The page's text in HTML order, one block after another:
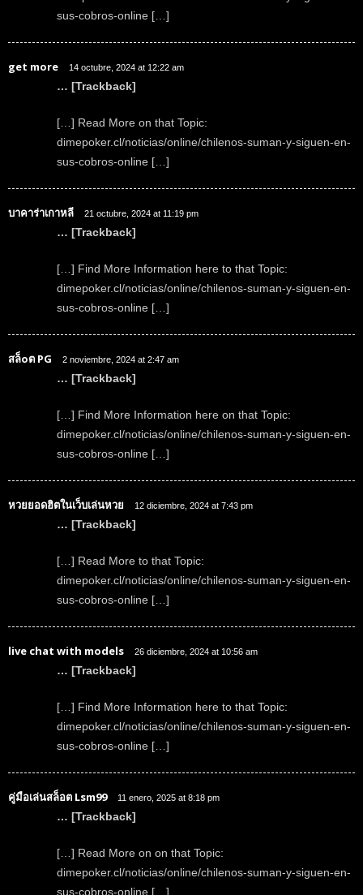
sus-cobros-online […]
get more 14 octubre, 2024 at 12:22 am
… [Trackback]
[…] Read More on that Topic:
dimepoker.cl/noticias/online/chilenos-suman-y-siguen-en-
sus-cobros-online […]
บาคาร่าเกาหลี 21 octubre, 2024 at 11:19 pm
… [Trackback]
[…] Find More Information here to that Topic:
dimepoker.cl/noticias/online/chilenos-suman-y-siguen-en-
sus-cobros-online […]
สล็oต PG 2 noviembre, 2024 at 2:47 am
… [Trackback]
[…] Find More Information here on that Topic:
dimepoker.cl/noticias/online/chilenos-suman-y-siguen-en-
sus-cobros-online […]
หวยยอดฮิตในเว็บเล่นหวย 12 diciembre, 2024 at 7:43 pm
… [Trackback]
[…] Read More to that Topic:
dimepoker.cl/noticias/online/chilenos-suman-y-siguen-en-
sus-cobros-online […]
live chat with models 26 diciembre, 2024 at 10:56 am
… [Trackback]
[…] Find More Information here to that Topic:
dimepoker.cl/noticias/online/chilenos-suman-y-siguen-en-
sus-cobros-online […]
คู่มือเล่นสล็อต Lsm99 11 enero, 2025 at 8:18 pm
… [Trackback]
[…] Read More on on that Topic:
dimepoker.cl/noticias/online/chilenos-suman-y-siguen-en-
sus-cobros-online […]